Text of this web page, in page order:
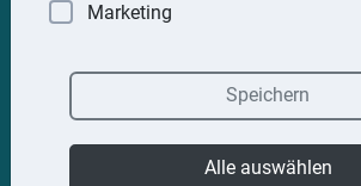
Marketing
Speichern
Alle auswählen